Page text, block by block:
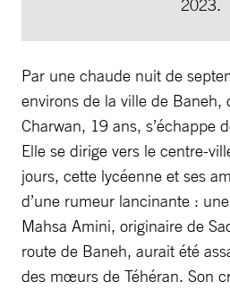
2023.
Par une chaude nuit de
environs de la ville de Baneh,
Charwan, 19 ans, s’échappe
Elle se dirige vers le centre-
jours, cette lycéenne et ses
d’une rumeur lancinante :
Mahsa Amini, originaire de
route de Baneh, aurait été
des mœurs de Téhéran. Son